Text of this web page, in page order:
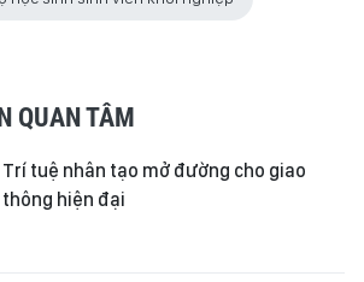
QUAN TÂM
Trí tuệ nhân tạo mở đường cho giao
thông hiện đại